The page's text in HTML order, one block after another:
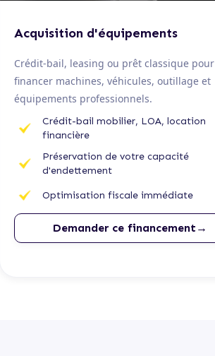
Acquisition d'équipements
Crédit-bail, leasing ou prêt classique pour
financer machines, véhicules, outillage et
équipements professionnels.
Crédit-bail mobilier, LOA, location
financière
Préservation de votre capacité
d'endettement
Optimisation fiscale immédiate
Demander ce financement→